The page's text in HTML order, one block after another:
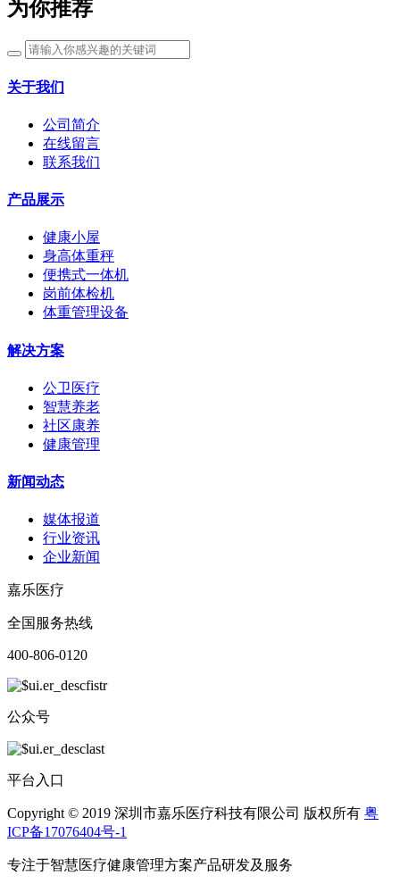
为你推荐
关于我们
公司简介
在线留言
联系我们
产品展示
健康小屋
身高体重秤
便携式一体机
岗前体检机
体重管理设备
解决方案
公卫医疗
智慧养老
社区康养
健康管理
新闻动态
媒体报道
行业资讯
企业新闻
嘉乐医疗
全国服务热线
400-806-0120
公众号
平台入口
Copyright © 2019 深圳市嘉乐医疗科技有限公司 版权所有 粤
ICP备17076404号-1
专注于智慧医疗健康管理方案产品研发及服务